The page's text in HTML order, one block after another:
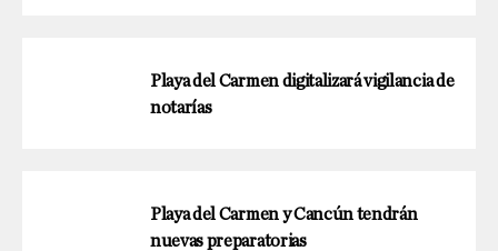
Playa del Carmen digitalizará vigilancia de
notarías
Playa del Carmen y Cancún tendrán
nuevas preparatorias